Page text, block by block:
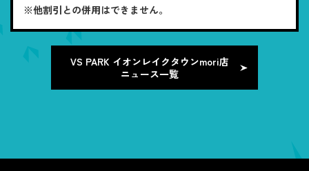
※他割引との併用はできません。
VS PARK イオンレイクタウンmori店
ニュース一覧